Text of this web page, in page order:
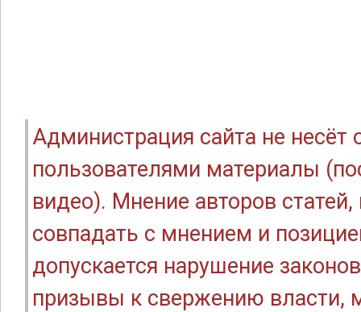
Администрация сайта не
пользователями материалы
видео). Мнение авторов
совпадать с мнением и
допускается нарушение
призывы к свержению власти,